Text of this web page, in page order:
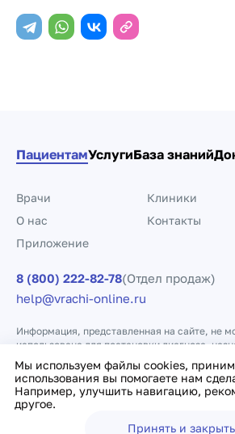
Мы используем файлы cookies,
использования вы помогаете нам
Например, улучшить навигацию,
другое.
Принять и закрыть
ПациентамУслугиБаза знаний
Врачи
Клиники
О нас
Контакты
Приложение
8 (800) 222-82-78(Отдел продаж)
help@vrachi-online.ru
Информация, представленная на сайте, не
использована для постановки диагноза,
заменяет прием врача.
Политика конфиденциальности